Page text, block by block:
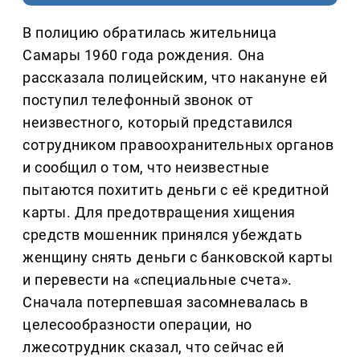
В полицию обратилась жительница
Самары 1960 года рождения. Она
рассказала полицейским, что накануне ей
поступил телефонный звонок от
неизвестного, который представился
сотрудником правоохранительных органов
и сообщил о том, что неизвестные
пытаются похитить деньги с её кредитной
карты. Для предотвращения хищения
средств мошенник принялся убеждать
женщину снять деньги с банковской карты
и перевести на «специальные счета».
Сначала потерпевшая засомневалась в
целесообразности операции, но
лжесотрудник сказал, что сейчас ей